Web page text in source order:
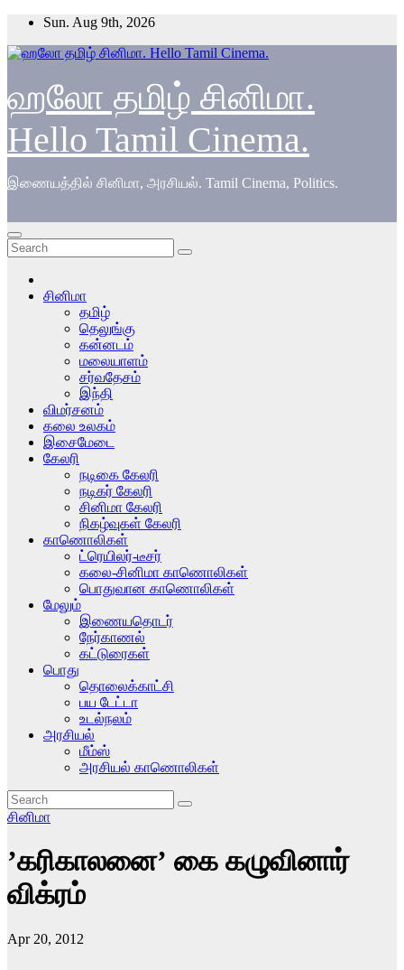
Skip
content
Sun. Aug 9th, 2026
ஹலோ தமிழ் சினிமா.
Hello Tamil Cinema.
இணையத்தில் சினிமா, அரசியல். Tamil Cinema, Politics.
சினிமா
தமிழ்
தெலுங்கு
கன்னடம்
மலையாளம்
சர்வதேசம்
இந்தி
விமர்சனம்
கலை உலகம்
இசைமேடை
கேலரி
நடிகை கேலரி
நடிகர் கேலரி
சினிமா கேலரி
நிகழ்வுகள் கேலரி
காணொலிகள்
ட்ரெயிலர்-டீசர்
கலை-சினிமா காணொலிகள்
பொதுவான காணொலிகள்
மேலும்
இணையதொடர்
நேர்காணல்
கட்டுரைகள்
பொது
தொலைக்காட்சி
பய டேட்டா
உடல்நலம்
அரசியல்
மீம்ஸ்
அரசியல் காணொலிகள்
சினிமா
’கரிகாலனை’ கை கழுவினார்
விக்ரம்
Apr 20, 2012